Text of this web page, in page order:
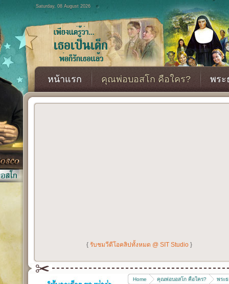
Saturday, 08 August 2026
หน้าแรก คุณพ่อบอสโก คือใคร? พระ
{ รับชมวีดีโอคลิปทั้งหมด @ SIT Studio }
Home คุณพ่อบอสโก คือใคร? พระ